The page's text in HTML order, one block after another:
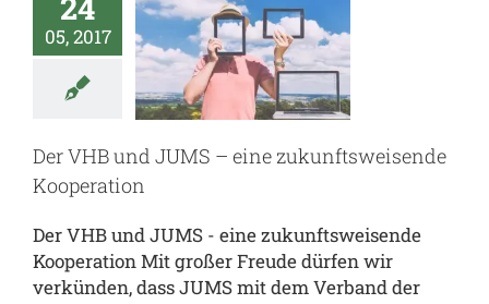
05, 2017
und
– eine
JUMS.inside
Der VHB und JUMS – eine zukunftsweisende
Kooperation
Der VHB und JUMS - eine zukunftsweisende
Kooperation Mit großer Freude dürfen wir
verkünden, dass JUMS mit dem Verband der